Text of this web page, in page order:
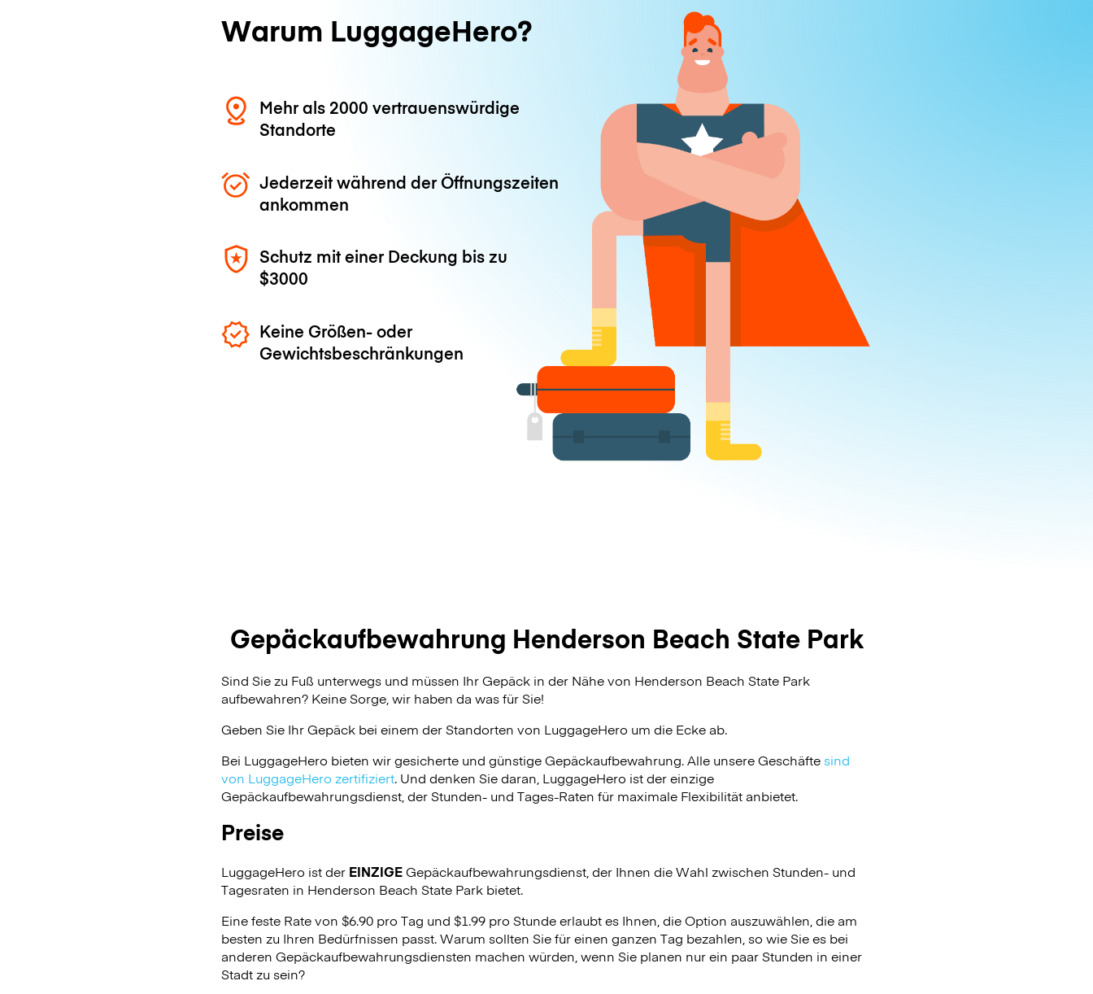
Warum LuggageHero?
Mehr als 2000 vertrauenswürdige
Standorte
Jederzeit während der Öffnungszeiten
ankommen
Schutz mit einer Deckung bis zu
$3000
Keine Größen- oder
Gewichtsbeschränkungen
Gepäckaufbewahrung Henderson Beach State Park
Sind Sie zu Fuß unterwegs und müssen Ihr Gepäck in der Nähe von Henderson Beach State Park
aufbewahren? Keine Sorge, wir haben da was für Sie!
Geben Sie Ihr Gepäck bei einem der Standorten von LuggageHero um die Ecke ab.
Bei LuggageHero bieten wir gesicherte und günstige Gepäckaufbewahrung. Alle unsere Geschäftesind
von LuggageHero zertifiziert. Und denken Sie daran, LuggageHero ist der einzige
Gepäckaufbewahrungsdienst, der Stunden- und Tages-Raten für maximale Flexibilität anbietet.
Preise
LuggageHero ist der EINZIGEGepäckaufbewahrungsdienst, der Ihnen die Wahl zwischen Stunden- und
Tagesraten in Henderson Beach State Park bietet.
Eine feste Rate von $6.90 pro Tag und $1.99 pro Stunde erlaubt es Ihnen, die Option auszuwählen, die am
besten zu Ihren Bedürfnissen passt. Warum sollten Sie für einen ganzen Tag bezahlen, so wie Sie es bei
anderen Gepäckaufbewahrungsdiensten machen würden, wenn Sie planen nur ein paar Stunden in einer
Stadt zu sein?